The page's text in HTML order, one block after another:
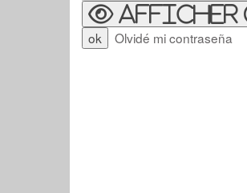
Afficher
Olvidé mi contraseña